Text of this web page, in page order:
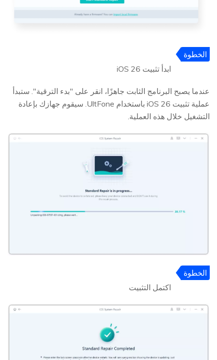
الخطوة
ابدأ تثبيت iOS 26
عندما يصبح البرنامج الثابت جاهزًا، انقر على "بدء الترقية". ستبدأ
عملية تثبيت iOS 26 باستخدام UltFone. سيقوم جهازك بإعادة
التشغيل خلال هذه العملية.
الخطوة
اكتمل التثبيت